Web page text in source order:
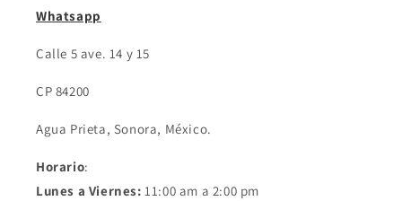
Whatsapp
Calle 5 ave. 14 y 15
CP 84200
Agua Prieta, Sonora, México.
Horario:
Lunes a Viernes: 11:00 am a 2:00 pm